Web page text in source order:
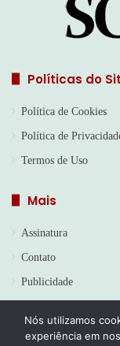
Políticas do
Política de Cookies
Política de
Termos de Uso
Mais
Assinatura
Contato
Publicidade
Nós utilizamos
experiência em